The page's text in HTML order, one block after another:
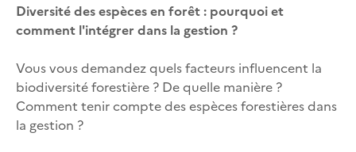
Diversité des espèces en forêt : pourquoi et
comment l'intégrer dans la gestion ?
Vous vous demandez quels facteurs influencent la
biodiversité forestière ? De quelle manière ?
Comment tenir compte des espèces forestières dans
la gestion ?